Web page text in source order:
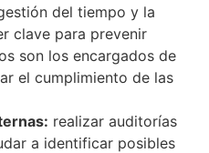
del tiempo y la
clave para prevenir
son los encargados de
el cumplimiento de las
realizar auditorías
a identificar posibles